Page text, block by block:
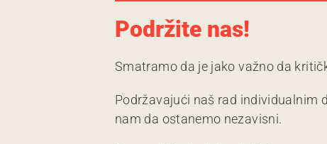
Podržite nas!
Smatramo da je jako važno da
Podržavajući naš rad individualnim
nam da ostanemo nezavisni.